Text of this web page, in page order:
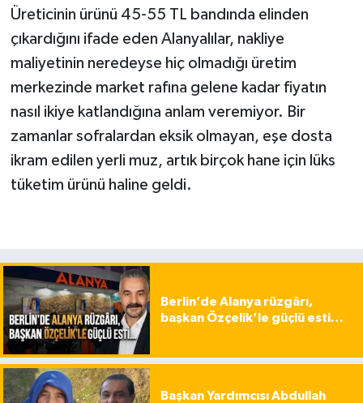
Üreticinin ürünü 45-55 TL bandında elinden
çıkardığını ifade eden Alanyalılar, nakliye
maliyetinin neredeyse hiç olmadığı üretim
merkezinde market rafına gelene kadar fiyatın
nasıl ikiye katlandığına anlam veremiyor. Bir
zamanlar sofralardan eksik olmayan, eşe dosta
ikram edilen yerli muz, artık birçok hane için lüks
tüketim ürünü haline geldi.
Berlin’de Alanya rüzgârı,
başkan Özçelik’le güçlü esti…
Başkan Yardımcısı Abdullah